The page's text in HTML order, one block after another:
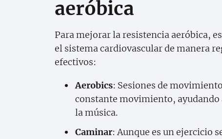
aeróbica
Para mejorar la resistencia aeróbica,
el sistema cardiovascular de manera
efectivos:
Aerobics: Sesiones de
constante movimiento,
la música.
Caminar: Aunque es un ejercicio